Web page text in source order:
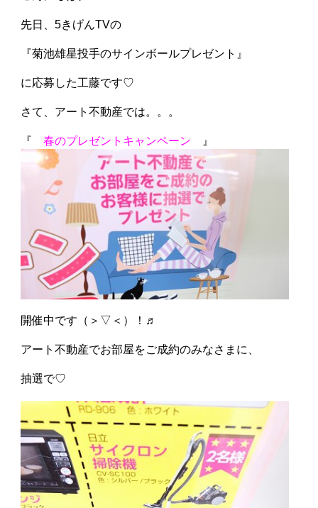
先日、5きげんTVの
『菊池雄星投手のサインボールプレゼント』
に応募した工藤です♡
さて、アート不動産では。。。
『 春のプレゼントキャンペーン 』
開催中です（＞▽＜）！♬
アート不動産でお部屋をご成約のみなさまに、
抽選で♡